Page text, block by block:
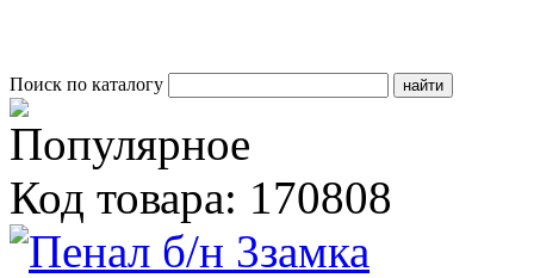
Поиск по каталогу
Код товара: 170808